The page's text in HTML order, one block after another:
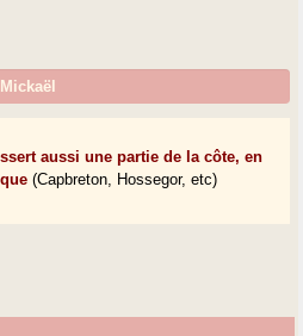
Mickaël
aussi une partie de la côte, en
(Capbreton, Hossegor, etc)